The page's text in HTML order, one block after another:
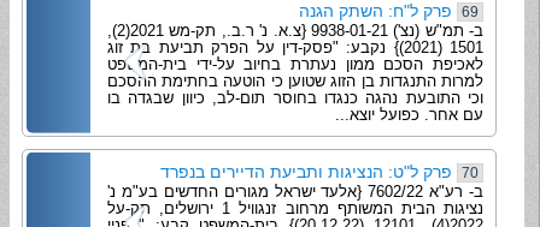
פרק ל"ח: השתק הגנה
ב- תמ"ש (נצ') 9938-01-21 {צ.א. נ' ר.ב., תק-מש 2021(2),
1501 (2021)} נקבע: "פסק-דין על הפרק תביעת בת זוג
לאכיפת הסכם ממון נעתרת בחיוב על-ידי בית-המשפט
למרות התנגדות בן הזוג שטוען כי הוטעה בחתימת ההסכם
וכי התובעת נהגה כנגדו בחוסר תום-לב, כיוון שבגדה בו
עם אחר. כפועל יוצא...
פרק ל"ט: הנציגות ותביעת הדיירים בנפרד
ב- רע"א 7602/22 {אלעד ישראל מגורים החדשים בע"מ נ'
נציגות הבית המשותף מרחוב זנגוויל 1 ירושלים, תק-על